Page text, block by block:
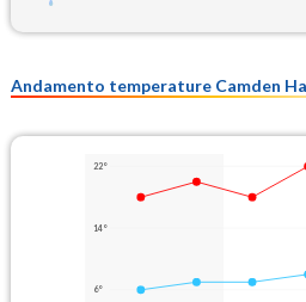
Andamento temperature Camden
22°
14°
6°